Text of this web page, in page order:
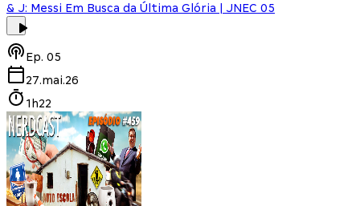
& J: Messi Em Busca da Última Glória | JNEC 05
Ep. 05
27.mai.26
1h22